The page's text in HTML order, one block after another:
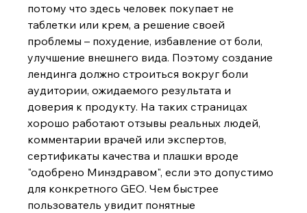
потому что здесь человек покупает не
таблетки или крем, а решение своей
проблемы – похудение, избавление от боли,
улучшение внешнего вида. Поэтому создание
лендинга должно строиться вокруг боли
аудитории, ожидаемого результата и
доверия к продукту. На таких страницах
хорошо работают отзывы реальных людей,
комментарии врачей или экспертов,
сертификаты качества и плашки вроде
"одобрено Минздравом", если это допустимо
для конкретного GEO. Чем быстрее
пользователь увидит понятные